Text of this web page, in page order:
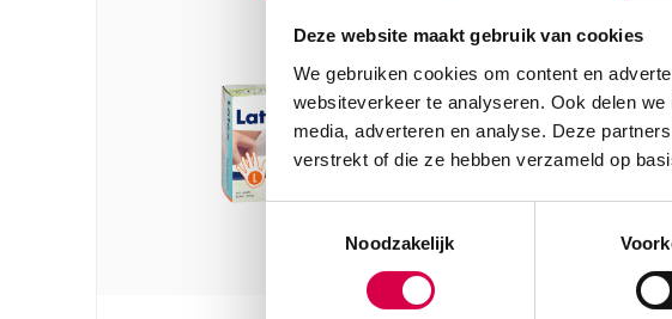
Deze website maakt gebruik van cookies
We gebruiken cookies om content en
websiteverkeer te analyseren. Ook delen
media, adverteren en analyse. Deze
verstrekt of die ze hebben verzameld op
Noodzakelijk